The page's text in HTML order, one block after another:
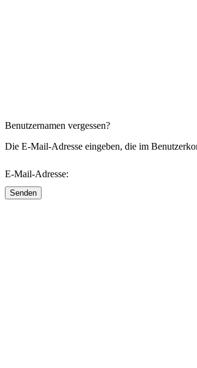
Benutzernamen vergessen?
Die E-Mail-Adresse eingeben, die im
E-Mail-Adresse:
Senden